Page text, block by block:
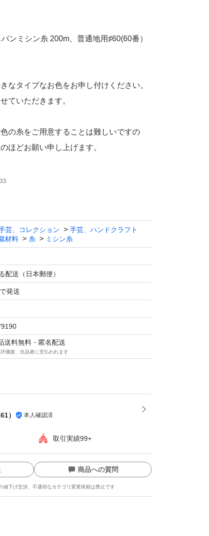
ンミシン糸 200m、普通地用♯60(60番）
なタイプなお色をお申し付けください。
ていただきます。
の糸をご用意することは難しいですの
ほどお願い申し上げます。
状態で保管していました。
番号一覧ーー
成り・黒
27, 30, 35, 38, 43, 210, 211, 212, 213, 2
223, 224, 225
77, 83 (x2), 89, 91, 94, 101, 102, 116, 12
170, 171, 174, 180, 193, 201, 202, 203,
237, 238, 240, 242, 243, 245, 246, 247, 2
264, 266, 267, 269
芸、コレクション
手芸、ハンドクラフト
材料
糸 ミシン糸
配送（日本郵便）
発送
送料無料・匿名配送
価後、出品者に支払われます
） 本人確認済
取引実績99+
商品への質問
値下げ交渉、不適切なカテゴリ変更依頼は禁止です